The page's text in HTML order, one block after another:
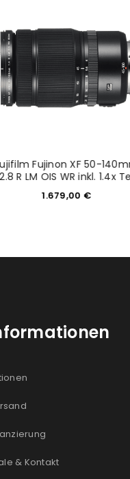
. *
REGISTRIEREN
Fujinon XF 50-
2.8 R LM OIS WR inkl. 1.4x
1.679,00 €
& Kontakt